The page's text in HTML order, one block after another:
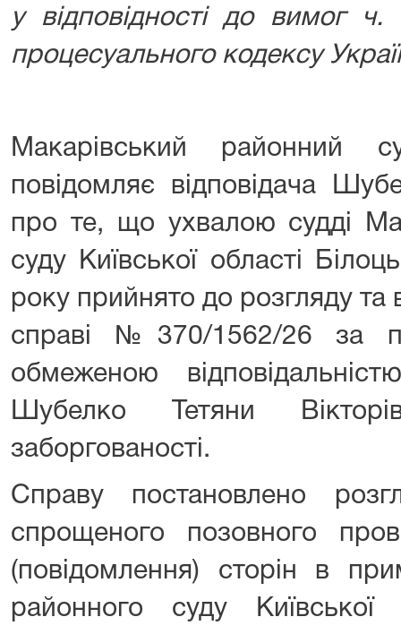
у відповідності до вимог
процесуального кодексу
Макарівський районний
повідомляє відповідача
про те, що ухвалою судді
суду Київської області
року прийнято до розгляду та
справі №370/1562/26 за
обмеженою
Шубелко Тетяни
заборгованості.
Справу постановлено
спрощеного позовного
(повідомлення) сторін в
районного суду